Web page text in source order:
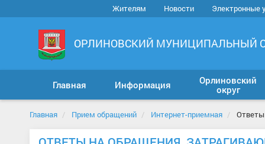
Жителям Новости Электронные
ОРЛИНОВСКИЙ МУНИЦИПАЛЬНЫЙ
Главная Информация
Орлиновский
округ
Главная Прием обращений Интернет-приемная Ответы